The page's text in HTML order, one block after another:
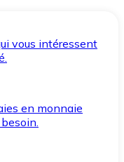
vous intéressent
en monnaie